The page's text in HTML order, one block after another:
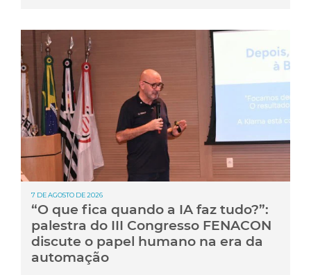
7 DE AGOSTO DE 2026
“O que fica quando a IA faz tudo?”:
palestra do III Congresso FENACON
discute o papel humano na era da
automação